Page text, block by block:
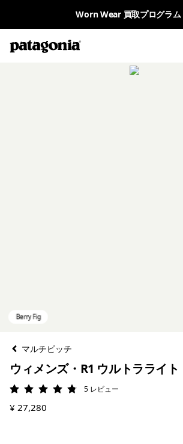
Worn Wear 買取プログラム
マルチピッチ
ウィメンズ・R1 ウルトラライト
評価: 4.8 / 5
5 レビュー
¥ 27,280